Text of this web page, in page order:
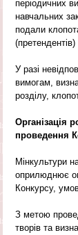
періодичних
навчальних
подали
У разі
вимогам,
розділу,
Організація
проведення
Мінкультури
оприлюднює
Конкурсу,
З метою
творів та